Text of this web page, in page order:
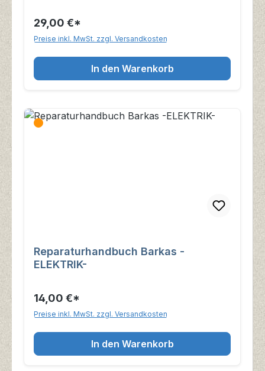
29,00 €*
Preise inkl. MwSt. zzgl. Versandkosten
In den Warenkorb
Reparaturhandbuch Barkas -
ELEKTRIK-
14,00 €*
Preise inkl. MwSt. zzgl. Versandkosten
In den Warenkorb